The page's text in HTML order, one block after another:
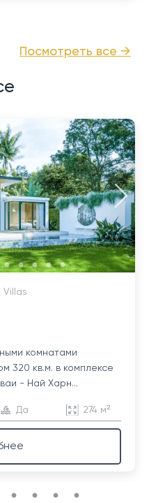
Посмотреть все →
комнатами
320 кв.м. в комплексе
- Най Харн...
Да 274 м²